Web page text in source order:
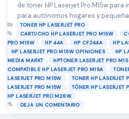
de toner HP Laserjet Pro M15w
para autónomos hogares y
puedes encontrar por su numero de
código de producto original hp
necesiten ahorrar en costes de
Leer más
Categorías
TONER HP LASERJET PRO
Etiquetas
CARTUCHO HP LASERJET PRO M15W ,
PRO M15W
, HP 44A , HP CF244A , HP
HP LASERJET PRO M15W OPINIONES ,
HP
MEDIA MARKT
, HPTONER LASERJET PRO
COMPATIBLE HP LASERJET PRO M15A
,
LASERJET PRO M15W
, TONER HP LASERJET
LASERJET PRO M15W
, TÓNER HP LASERJET
HP LASERJET PRO M28W
DEJA UN COMENTARIO